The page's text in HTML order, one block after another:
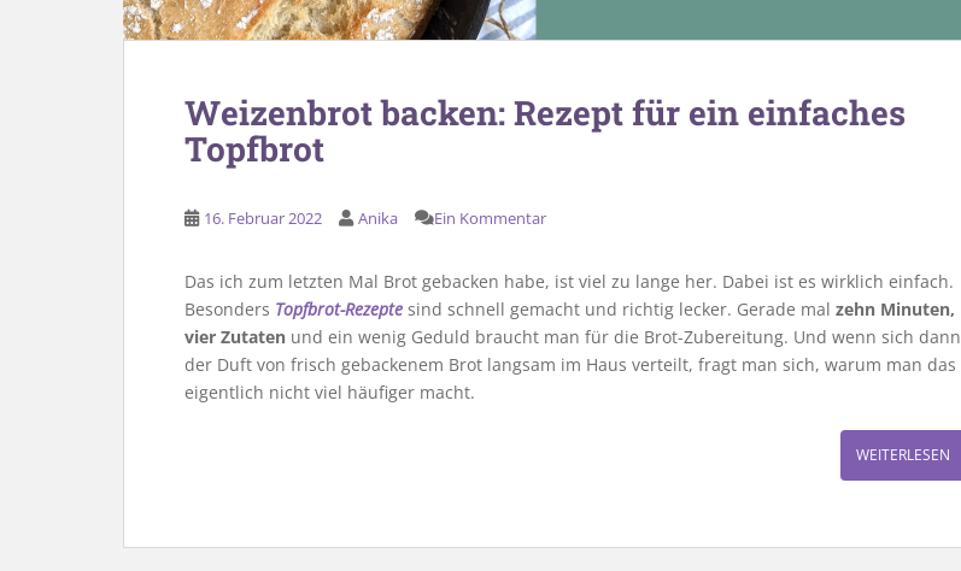
Weizenbrot backen: Rezept für ein einfaches
Topfbrot
16. Februar 2022 Anika Ein Kommentar
Das ich zum letzten Mal Brot gebacken habe, ist viel zu lange her. Dabei ist es wirklich einfach.
Besonders Topfbrot-Rezepte sind schnell gemacht und richtig lecker. Gerade mal zehn Minuten,
vier Zutaten und ein wenig Geduld braucht man für die Brot-Zubereitung. Und wenn sich dann
der Duft von frisch gebackenem Brot langsam im Haus verteilt, fragt man sich, warum man das
eigentlich nicht viel häufiger macht.
WEITERLESEN